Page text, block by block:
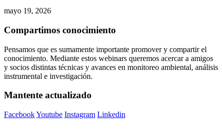
mayo 19, 2026
Compartimos conocimiento
Pensamos que es sumamente importante promover y compartir el
conocimiento. Mediante estos webinars queremos acercar a amigos
y socios distintas técnicas y avances en monitoreo ambiental, análisis
instrumental e investigación.
Mantente actualizado
FacebookYoutube Instagram Linkedin